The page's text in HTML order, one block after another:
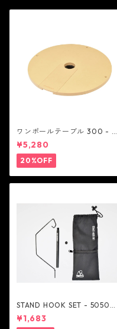
ワンポールテーブル 300 - be
lmont
¥5,280
20%OFF
STAND HOOK SET - 5050W
ORKSHOP
¥1,683